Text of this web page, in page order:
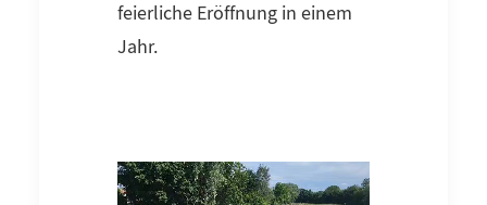
feierliche Eröffnung in einem
Jahr.